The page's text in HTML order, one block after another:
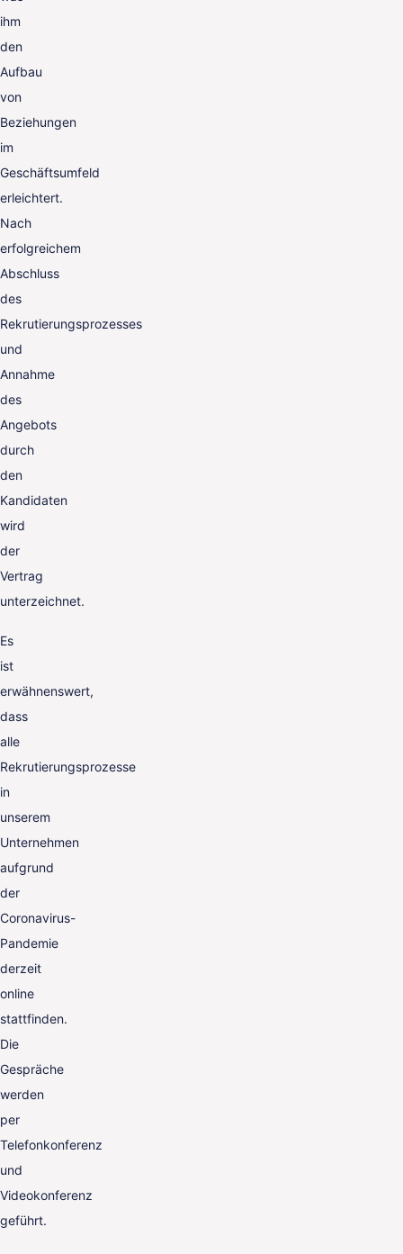
ihm
den
Aufbau
von
Beziehungen
im
Geschäftsumfeld
erleichtert.
Nach
erfolgreichem
Abschluss
des
Rekrutierungsprozesses
und
Annahme
des
Angebots
durch
den
Kandidaten
wird
der
Vertrag
unterzeichnet.
Es
ist
erwähnenswert,
dass
alle
Rekrutierungsprozesse
in
unserem
Unternehmen
aufgrund
der
Coronavirus-
Pandemie
derzeit
online
stattfinden.
Die
Gespräche
werden
per
Telefonkonferenz
und
Videokonferenz
geführt.